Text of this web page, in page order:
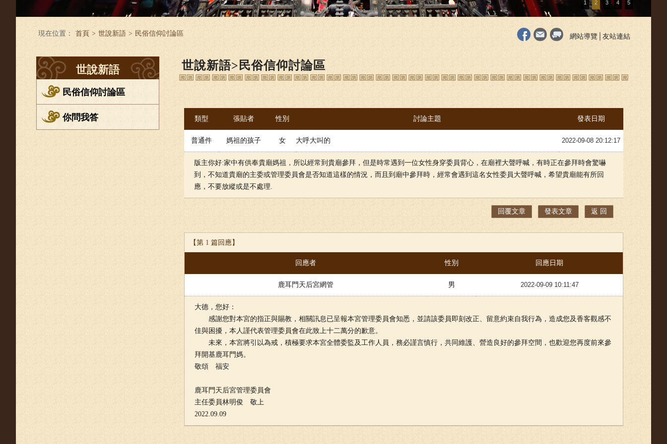
1 2 3 4 5
現在位置： 首頁 > 世說新語 > 民俗信仰討論區 網站導覽 友站連結
世說新語
民俗信仰討論區
你問我答
世說新語>民俗信仰討論區
類型 張貼者 性別 討論主題 發表日期
普通件 媽祖的孩子 女 大呼大叫的 2022-09-08 20:12:17
版主你好:家中有供奉貴廟媽祖，所以經常到貴廟參拜，但是時常遇到一位女性身穿委員背心，在廟裡大聲呼喊，有時正在參拜時會驚嚇
到，不知道貴廟的主委或管理委員會是否知道這樣的情況，而且到廟中參拜時，經常會遇到這名女性委員大聲呼喊，希望貴廟能有所回
應，不要放縱或是不處理.
回覆文章 發表文章 返 回
【第 1 篇回應】
回應者 性別 回應日期
鹿耳門天后宮網管 男 2022-09-09 10:11:47
大德，您好：
感謝您對本宮的指正與賜教，相關訊息已呈報本宮管理委員會知悉，並請該委員即刻改正、留意約束自我行為，造成您及香客觀感不
佳與困擾，本人謹代表管理委員會在此致上十二萬分的歉意。
未來，本宮將引以為戒，積極要求本宮全體委監及工作人員，務必謹言慎行，共同維護、營造良好的參拜空間，也歡迎您再度前來參
拜開基鹿耳門媽。
敬頌 福安
鹿耳門天后宮管理委員會
主任委員林明俊 敬上
2022.09.09